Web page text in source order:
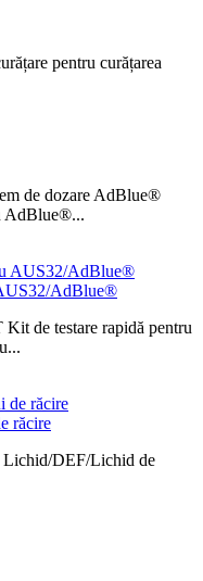
pentru curățarea
de dozare AdBlue®
AdBlue®...
AdBlue®
de testare rapidă pentru
răcire
Lichid/DEF/Lichid de